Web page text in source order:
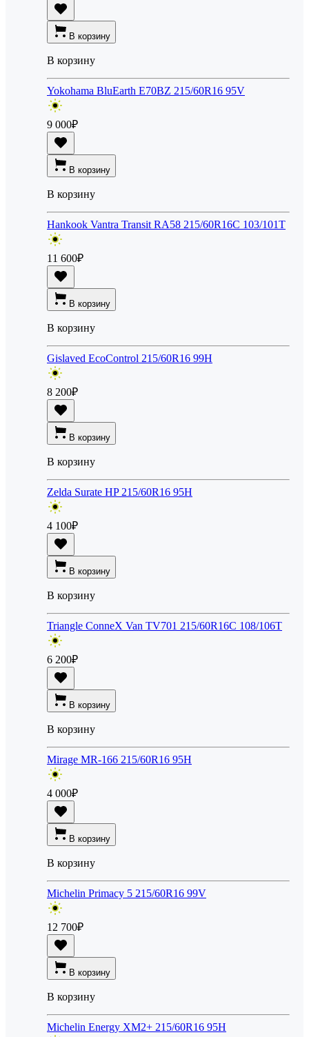
В корзину
В корзину
Yokohama BluEarth E70BZ 215/60R16 95V
9 000₽
В корзину
В корзину
Hankook Vantra Transit RA58 215/60R16C 103/101T
11 600₽
В корзину
В корзину
Gislaved EcoControl 215/60R16 99H
8 200₽
В корзину
В корзину
Zelda Surate HP 215/60R16 95H
4 100₽
В корзину
В корзину
Triangle ConneX Van TV701 215/60R16C 108/106T
6 200₽
В корзину
В корзину
Mirage MR-166 215/60R16 95H
4 000₽
В корзину
В корзину
Michelin Primacy 5 215/60R16 99V
12 700₽
В корзину
В корзину
Michelin Energy XM2+ 215/60R16 95H